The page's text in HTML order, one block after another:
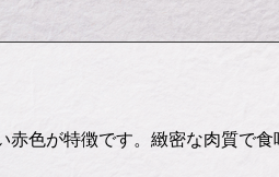
赤色が特徴です。緻密な肉質で